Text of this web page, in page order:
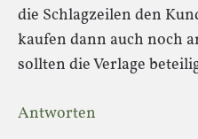
die Schlagzeilen den
kaufen dann auch noch
sollten die Verlage
Antworten